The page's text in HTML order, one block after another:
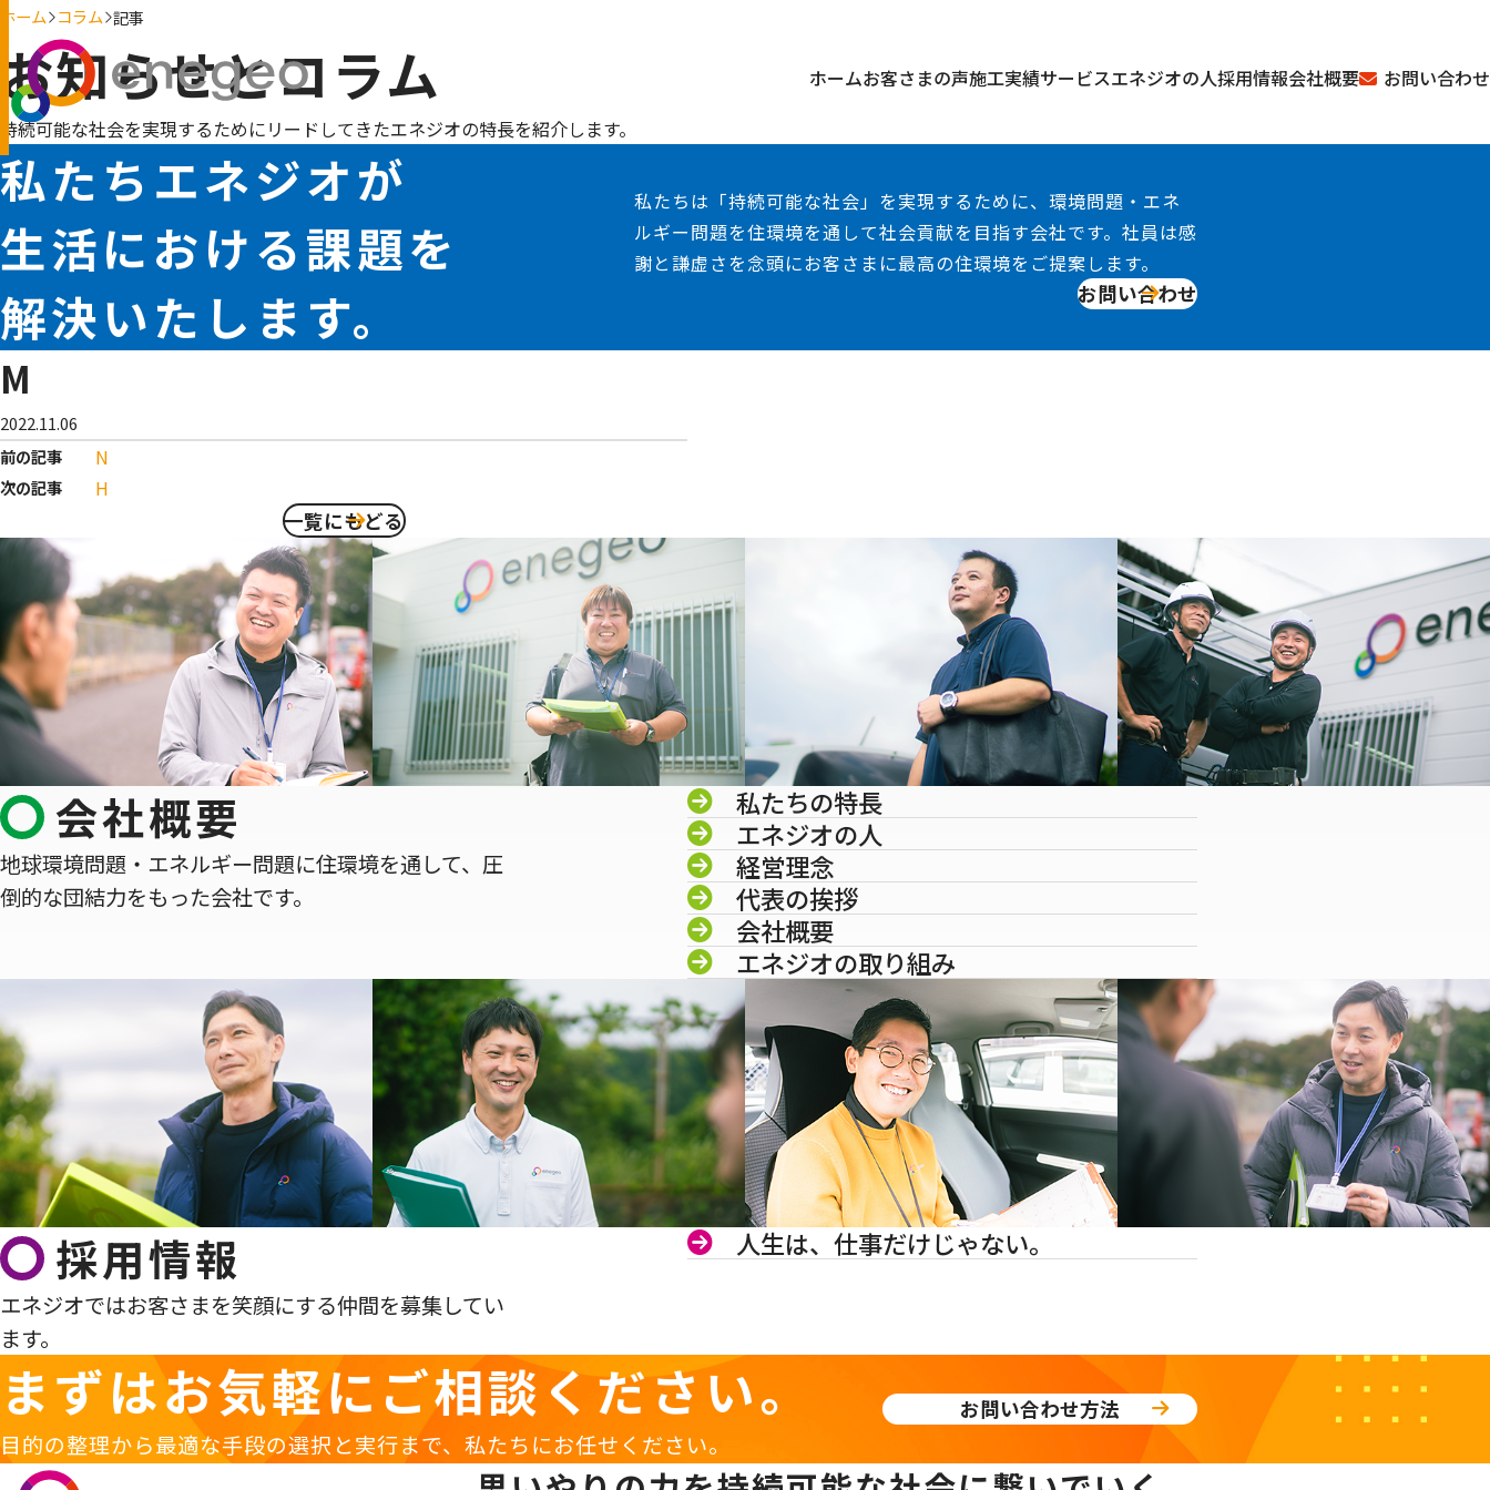
ホームお客さまの声施工実績サービスエネジオの人採用情報会社概要 お問い合わせ
ホーム コラム 記事
お知らせとコラム
持続可能な社会を実現するためにリードしてきたエネジオの特長を紹介します。
私たちエネジオが
生活における課題を
解決いたします。
私たちは「持続可能な社会」を実現するために、環境問題・エネ
ルギー問題を住環境を通して社会貢献を目指す会社です。社員は感
謝と謙虚さを念頭にお客さまに最高の住環境をご提案します。
お問い合わせ
M
2022.11.06
前の記事
N
次の記事 H
一覧にもどる
会社概要
地球環境問題・エネルギー問題に住環境を通して、圧
倒的な団結力をもった会社です。
私たちの特長
エネジオの人
経営理念
代表の挨拶
会社概要
エネジオの取り組み
採用情報
エネジオではお客さまを笑顔にする仲間を募集してい
ます。
人生は、仕事だけじゃない。
まずはお気軽に ご相談ください。
目的の整理から最適な手段の選択と実行まで、私たちにお任せください。
お問い合わせ方法